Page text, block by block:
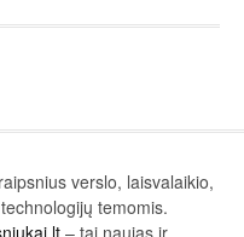
verslo, laisvalaikio,
temomis.
– tai naujas ir